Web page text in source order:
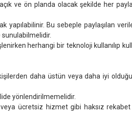
ve ön planda olacak şekilde her
yapılabilinir. Bu sebeple paylaşılan
herhangi bir teknoloji kullanılıp
daha üstün veya daha iyi
yönlendirilmemelidir.
ücretsiz hizmet gibi haksız